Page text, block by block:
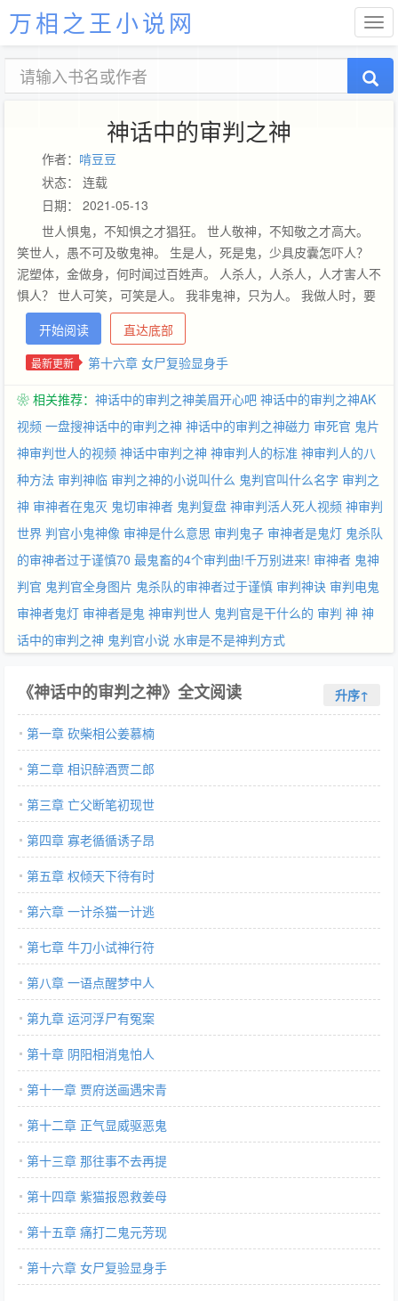
万相之王小说网
神话中的审判之神
作者： 啃豆豆
状态： 连载
日期： 2021-05-13
世人惧鬼，不知惧之才猖狂。 世人敬神，不知敬之才高大。
笑世人，愚不可及敬鬼神。 生是人，死是鬼，少具皮囊怎吓人？
泥塑体，金做身，何时闻过百姓声。 人杀人，人杀人，人才害人不
惧人？ 世人可笑，可笑是人。 我非鬼神，只为人。 我做人时，要
判尽三界冤案，鬼挡判刑，神挡判刑。 我铁面无私，审鬼判神。
开始阅读 直达底部
最新更新 第十六章 女尸复验显身手
❀ 相关推荐： 神话中的审判之神美眉开心吧 神话中的审判之神AK
视频 一盘搜神话中的审判之神 神话中的审判之神磁力 审死官 鬼片
神审判世人的视频 神话中审判之神 神审判人的标准 神审判人的八
种方法 审判神临 审判之神的小说叫什么 鬼判官叫什么名字 审判之
神 审神者在鬼灭 鬼切审神者 鬼判复盘 神审判活人死人视频 神审判
世界 判官小鬼神像 审神是什么意思 审判鬼子 审神者是鬼灯 鬼杀队
的审神者过于谨慎70 最鬼畜的4个审判曲!千万别进来! 审神者 鬼神
判官 鬼判官全身图片 鬼杀队的审神者过于谨慎 审判神诀 审判电鬼
审神者鬼灯 审神者是鬼 神审判世人 鬼判官是干什么的 审判 神 神
话中的审判之神 鬼判官小说 水审是不是神判方式
《神话中的审判之神》全文阅读 升序↑
第一章 砍柴相公姜慕楠
第二章 相识醉酒贾二郎
第三章 亡父断笔初现世
第四章 寡老循循诱子昂
第五章 权倾天下待有时
第六章 一计杀猫一计逃
第七章 牛刀小试神行符
第八章 一语点醒梦中人
第九章 运河浮尸有冤案
第十章 阴阳相消鬼怕人
第十一章 贾府送画遇宋青
第十二章 正气显威驱恶鬼
第十三章 那往事不去再提
第十四章 紫猫报恩救姜母
第十五章 痛打二鬼元芳现
第十六章 女尸复验显身手